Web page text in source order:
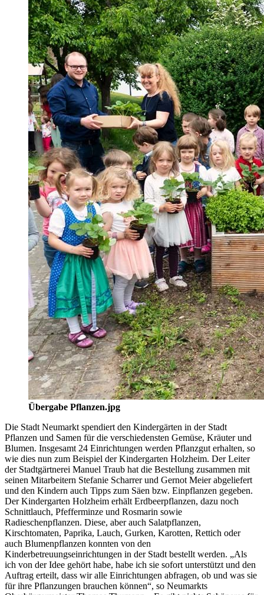
Übergabe Pflanzen.jpg
Die Stadt Neumarkt spendiert den Kindergärten in der Stadt
Pflanzen und Samen für die verschiedensten Gemüse, Kräuter und
Blumen. Insgesamt 24 Einrichtungen werden Pflanzgut erhalten, so
wie dies nun zum Beispiel der Kindergarten Holzheim. Der Leiter
der Stadtgärtnerei Manuel Traub hat die Bestellung zusammen mit
seinen Mitarbeitern Stefanie Scharrer und Gernot Meier abgeliefert
und den Kindern auch Tipps zum Säen bzw. Einpflanzen gegeben.
Der Kindergarten Holzheim erhält Erdbeerpflanzen, dazu noch
Schnittlauch, Pfefferminze und Rosmarin sowie
Radieschenpflanzen. Diese, aber auch Salatpflanzen,
Kirschtomaten, Paprika, Lauch, Gurken, Karotten, Rettich oder
auch Blumenpflanzen konnten von den
Kinderbetreuungseinrichtungen in der Stadt bestellt werden. „Als
ich von der Idee gehört habe, habe ich sie sofort unterstützt und den
Auftrag erteilt, dass wir alle Einrichtungen abfragen, ob und was sie
für ihre Pflanzungen brauchen können“, so Neumarkts